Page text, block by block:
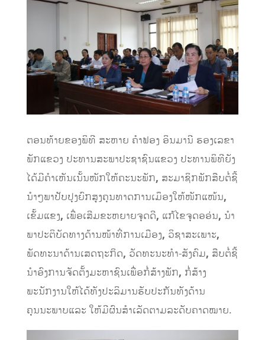
ຕອນທ້າຍຂອງພິທີ ສະຫາຍ ຄໍາຟອງ ອິນມານີ ຮອງເລຂາ
ພັກແຂວງ ປະທານສະພາປະຊາຊົນແຂວງ ປະທານພິທີຍັງ
ໄດ້ມີຄໍາເຫັນເນັ້ນໜັກໃຫ້ຄະນະພັກ, ສະມາຊິກພັກສືບຕໍ່ຊີ້
ນໍາໆພາປັບປຸງຍົກສູງຄຸນທາດການເມຶອງໃຫ້ໜັກແໜ້ນ,
ເຂັ້ມແຂງ, ເພື່ອເສີມຂະຫຍາຍຈຸດດີ, ແກ້ໄຂຈຸດອອ່ນ, ນໍາ
ພາປະຕິບັດທາງດ້ານໜ້າທີ່ການເມືອງ, ວິຊາສະເພາະ,
ພັດທະນາດ້ານເສດຖະກິດ, ວັດທະນະທໍາ-ສັງຄົມ, ສືບຕໍ່ຊີ້
ນໍາອົງການຈັດຕັ້ງມະຫາຊົນເພື່ອກໍ່ສ້າງພັກ, ກໍ່ສ້າງ
ພະນັກງານໃຫ້ໄດ້ທັງປະລິມານຮັບປະກັນທັງດ້ານ
ຄຸນນະພາບແລະ ໃຫ້ມີຜົນສໍາເລັດຕາມລະດັບຄາດໝາຍ.